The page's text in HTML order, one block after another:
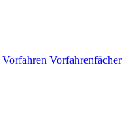
Vorfahren Vorfahrenfächer